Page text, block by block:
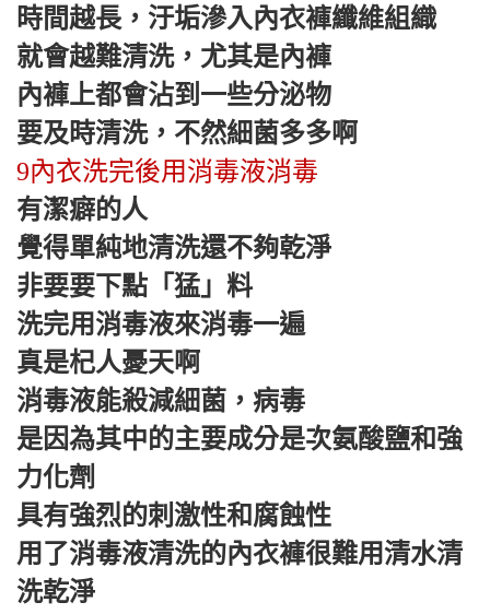
時間越長，汙垢滲入內衣褲纖維組織
就會越難清洗，尤其是內褲
內褲上都會沾到一些分泌物
要及時清洗，不然細菌多多啊
9內衣洗完後用消毒液消毒
有潔癖的人
覺得單純地清洗還不夠乾淨
非要要下點「猛」料
洗完用消毒液來消毒一遍
真是杞人憂天啊
消毒液能殺減細菌，病毒
是因為其中的主要成分是次氨酸鹽和強
力化劑
具有強烈的刺激性和腐蝕性
用了消毒液清洗的內衣褲很難用清水清
洗乾淨